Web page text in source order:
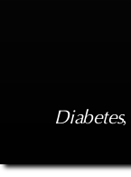
Diabetes,